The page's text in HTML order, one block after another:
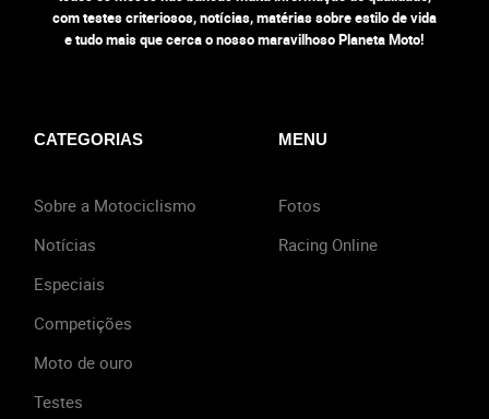
com testes criteriosos, notícias, matérias sobre estilo de vida
e tudo mais que cerca o nosso maravilhoso Planeta Moto!
CATEGORIAS
Sobre a Motociclismo
Notícias
Especiais
Competições
Moto de ouro
Testes
MENU
Fotos
Racing Online